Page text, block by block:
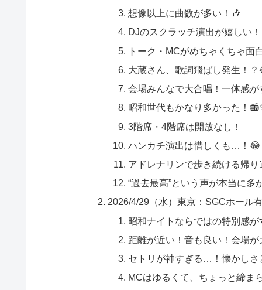
想像以上に曲数が多い！🎶
DJのスクラッチ演出が嬉しい
トーク・MCがめちゃくちゃ面
大蔵さん、歌詞飛ばし発生！
会場みんなで大合唱！一体感
昭和世代もかなり多かった！
3階席・4階席は開放なし！
ハンカチ演出は惜しくも…！😂
アドレナリンで歩き続ける帰り
“過去最高”という声が本当に多
2026/4/29（水）東京：SGCホール
昭和ナイトならではの特別感が
距離が近い！音も良い！会場
セトリが神すぎる…！懐かし
MCはゆるくて、ちょっと締ま